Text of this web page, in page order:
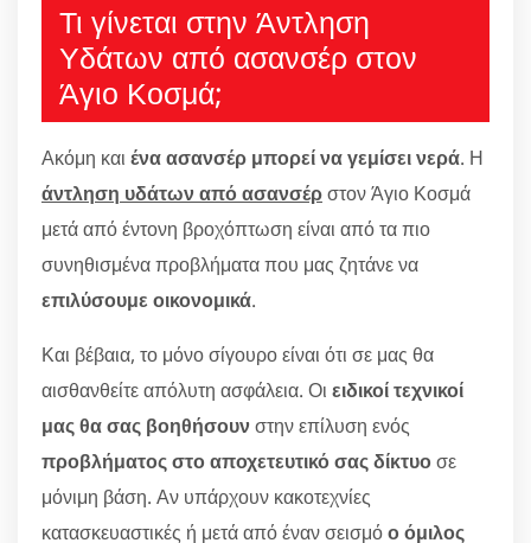
Τι γίνεται στην Άντληση
Υδάτων από ασανσέρ στον
Άγιο Κοσμά;
Ακόμη και ένα ασανσέρ μπορεί να γεμίσει νερά. Η
άντληση υδάτων από ασανσέρστον Άγιο Κοσμά
μετά από έντονη βροχόπτωση είναι από τα πιο
συνηθισμένα προβλήματα που μας ζητάνε να
επιλύσουμε οικονομικά.
Και βέβαια, το μόνο σίγουρο είναι ότι σε μας θα
αισθανθείτε απόλυτη ασφάλεια. Οι ειδικοί τεχνικοί
μας θα σας βοηθήσουνστην επίλυση ενός
προβλήματος στο αποχετευτικό σας δίκτυοσε
μόνιμη βάση. Αν υπάρχουν κακοτεχνίες
κατασκευαστικές ή μετά από έναν σεισμόο όμιλος